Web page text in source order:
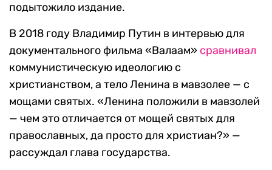
подытожило издание.
В 2018 году Владимир Путин в интервью для
документального фильма «Валаам» сравнивал
коммунистическую идеологию с
христианством, а тело Ленина в мавзолее — с
мощами святых. «Ленина положили в мавзолей
— чем это отличается от мощей святых для
православных, да просто для христиан?» —
рассуждал глава государства.